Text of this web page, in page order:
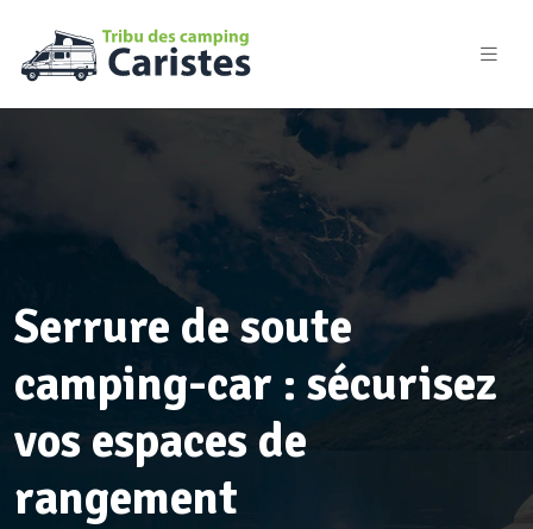
Serrure de soute
camping-car : sécurisez
vos espaces de
rangement